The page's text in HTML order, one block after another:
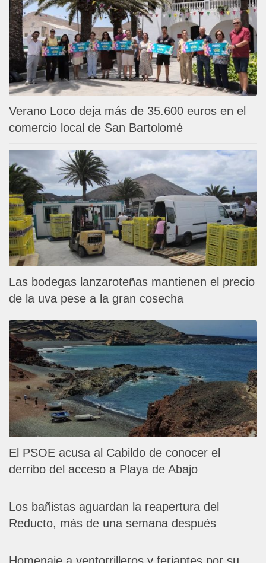
Verano Loco deja más de 35.600 euros en el
comercio local de San Bartolomé
Las bodegas lanzaroteñas mantienen el precio
de la uva pese a la gran cosecha
El PSOE acusa al Cabildo de conocer el
derribo del acceso a Playa de Abajo
Los bañistas aguardan la reapertura del
Reducto, más de una semana después